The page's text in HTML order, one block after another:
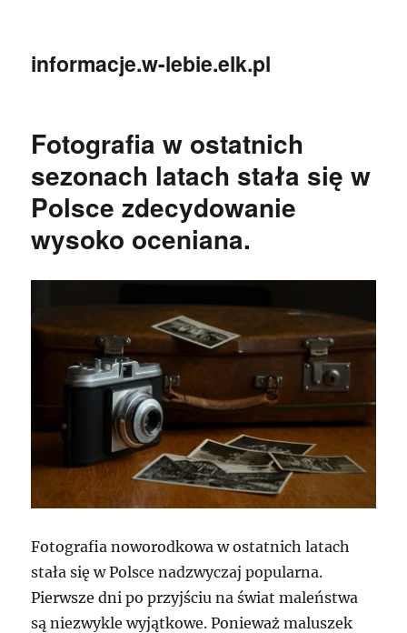
informacje.w-lebie.elk.pl
Fotografia w ostatnich
sezonach latach stała się w
Polsce zdecydowanie
wysoko oceniana.
Fotografia noworodkowa w ostatnich latach
stała się w Polsce nadzwyczaj popularna.
Pierwsze dni po przyjściu na świat maleństwa
są niezwykle wyjątkowe. Ponieważ maluszek